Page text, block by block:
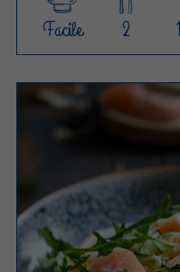
Facile 2